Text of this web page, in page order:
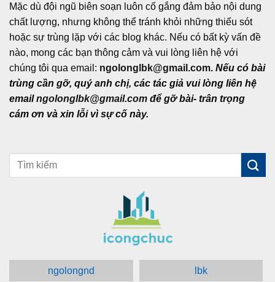
Mặc dù đội ngũ biên soạn luôn cố gắng đảm bảo nội dung
chất lượng, nhưng không thể tránh khỏi những thiếu sót
hoặc sự trùng lặp với các blog khác. Nếu có bất kỳ vấn đề
nào, mong các bạn thông cảm và vui lòng liên hệ với
chúng tôi qua email: ngolonglbk@gmail.com. Nếu có bài
trùng cần gỡ, quý anh chị, các tác giả vui lòng liên hệ
emailngolonglbk@gmail.com để gỡ bài- trân trọng
cám ơn và xin lỗi vì sự cố này.
ngolongnd lbk